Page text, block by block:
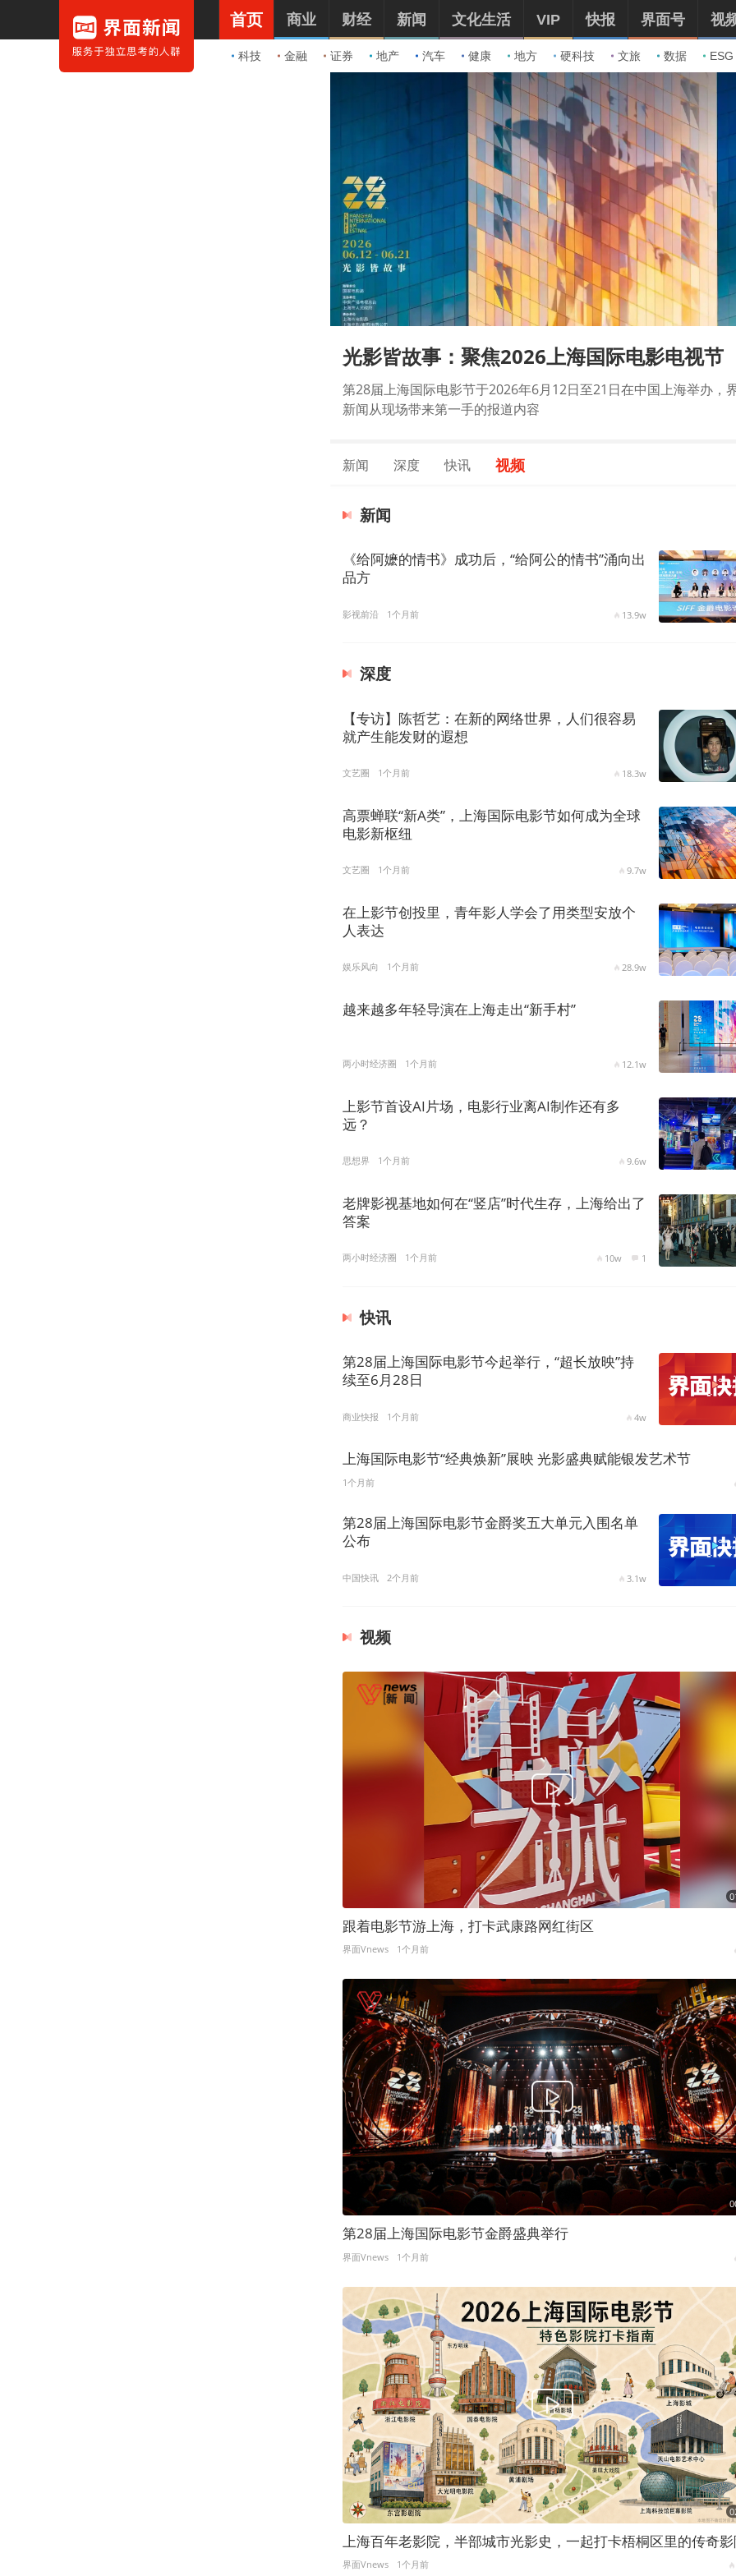
首页
科技 金融 证券 地产 汽车 健康 地方 硬科技 文旅 数据 ESG
商业 财经 新闻 文化生活 VIP 快报 界面号 视
光影皆故事：聚焦2026上海国际电影电视节
第28届上海国际电影节于2026年6月12日至21日在中国上海举办，
新闻从现场带来第一手的报道内容
新闻 深度 快讯 视频
新闻
《给阿嬷的情书》成功后，“给阿公的情书”涌向出
品方
影视前沿 1个月前 13.9w
深度
【专访】陈哲艺：在新的网络世界，人们很容易
就产生能发财的遐想
文艺圈 1个月前 18.3w
高票蝉联“新A类”，上海国际电影节如何成为全球
电影新枢纽
文艺圈 1个月前 9.7w
在上影节创投里，青年影人学会了用类型安放个
人表达
娱乐风向 1个月前 28.9w
越来越多年轻导演在上海走出“新手村”
两小时经济圈 1个月前 12.1w
上影节首设AI片场，电影行业离AI制作还有多
远？
思想界 1个月前 9.6w
老牌影视基地如何在“竖店”时代生存，上海给出了
答案
两小时经济圈 1个月前 1
10w
快讯
第28届上海国际电影节今起举行，“超长放映”持
续至6月28日
商业快报 1个月前 4w
上海国际电影节“经典焕新”展映 光影盛典赋能银发艺术节
1个月前
第28届上海国际电影节金爵奖五大单元入围名单
公布
中国快讯 2个月前 3.1w
视频
跟着电影节游上海，打卡武康路网红街区
界面Vnews 1个月前
第28届上海国际电影节金爵盛典举行
界面Vnews 1个月前
上海百年老影院，半部城市光影史，一起打卡梧桐区里的传奇
界面Vnews 1个月前